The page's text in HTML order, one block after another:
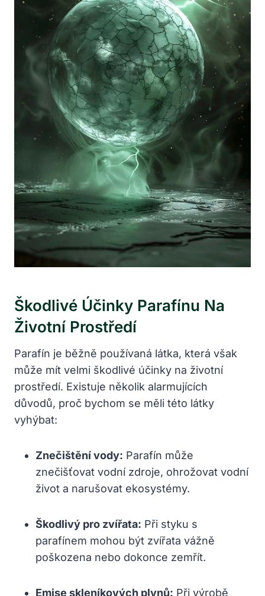
Škodlivé Účinky Parafínu Na
Životní Prostředí
Parafín je běžně používaná látka, která však
může mít velmi škodlivé účinky na životní
prostředí. Existuje několik alarmujících
důvodů, proč bychom se měli této látky
vyhýbat:
Znečištění vody: Parafín může
znečišťovat vodní zdroje, ohrožovat vodní
život a narušovat ekosystémy.
Škodlivý pro zvířata: Při styku s
parafínem mohou být zvířata vážně
poškozena nebo dokonce zemřít.
Emise skleníkových plynů: Při výrobě